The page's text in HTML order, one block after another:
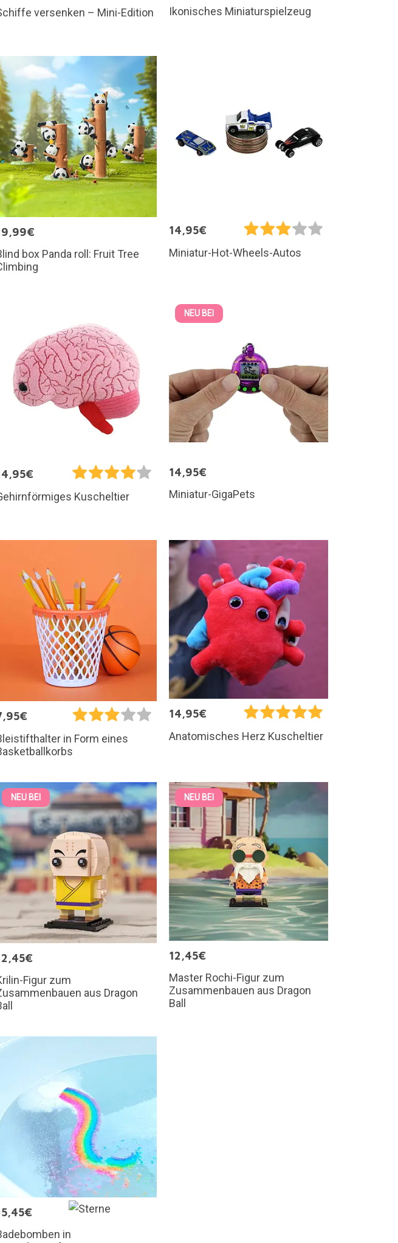
versenken – Mini-Edition
Ikonisches Miniaturspielzeug
box Panda roll: Fruit Tree
14,95€
Miniatur-Hot-Wheels-Autos
Kuscheltier
NEU BEI
14,95€
Miniatur-GigaPets
in Form eines
14,95€
Anatomisches Herz Kuscheltier
NEU BEI
Figur zum
aus Dragon
NEU BEI
12,45€
Master Rochi-Figur zum
Zusammenbauen aus Dragon
Ball
in